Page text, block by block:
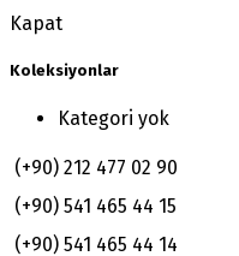
Kapat
Koleksiyonlar
Kategori yok
(+90) 212 477 02 90
(+90) 541 465 44 15
(+90) 541 465 44 14